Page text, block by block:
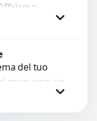
rapide
del tuo
eseguono un